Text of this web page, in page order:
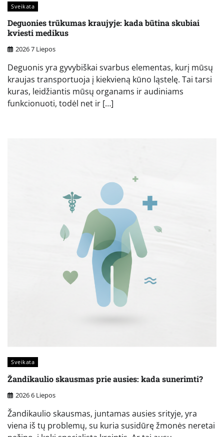
Sveikata
Deguonies trūkumas kraujyje: kada būtina skubiai
kviesti medikus
2026 7 Liepos
Deguonis yra gyvybiškai svarbus elementas, kurį mūsų
kraujas transportuoja į kiekvieną kūno ląstelę. Tai tarsi
kuras, leidžiantis mūsų organams ir audiniams
funkcionuoti, todėl net ir […]
Sveikata
Žandikaulio skausmas prie ausies: kada sunerimti?
2026 6 Liepos
Žandikaulio skausmas, juntamas ausies srityje, yra
viena iš tų problemų, su kuria susidūrę žmonės neretai